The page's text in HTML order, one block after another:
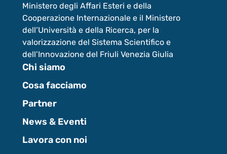
Ministero degli Affari Esteri e della
Cooperazione Internazionale e il Ministero
dell’Università e della Ricerca, per la
valorizzazione del Sistema Scientifico e
dell’Innovazione del Friuli Venezia Giulia
Chi siamo
Cosa facciamo
Partner
News & Eventi
Lavora con noi